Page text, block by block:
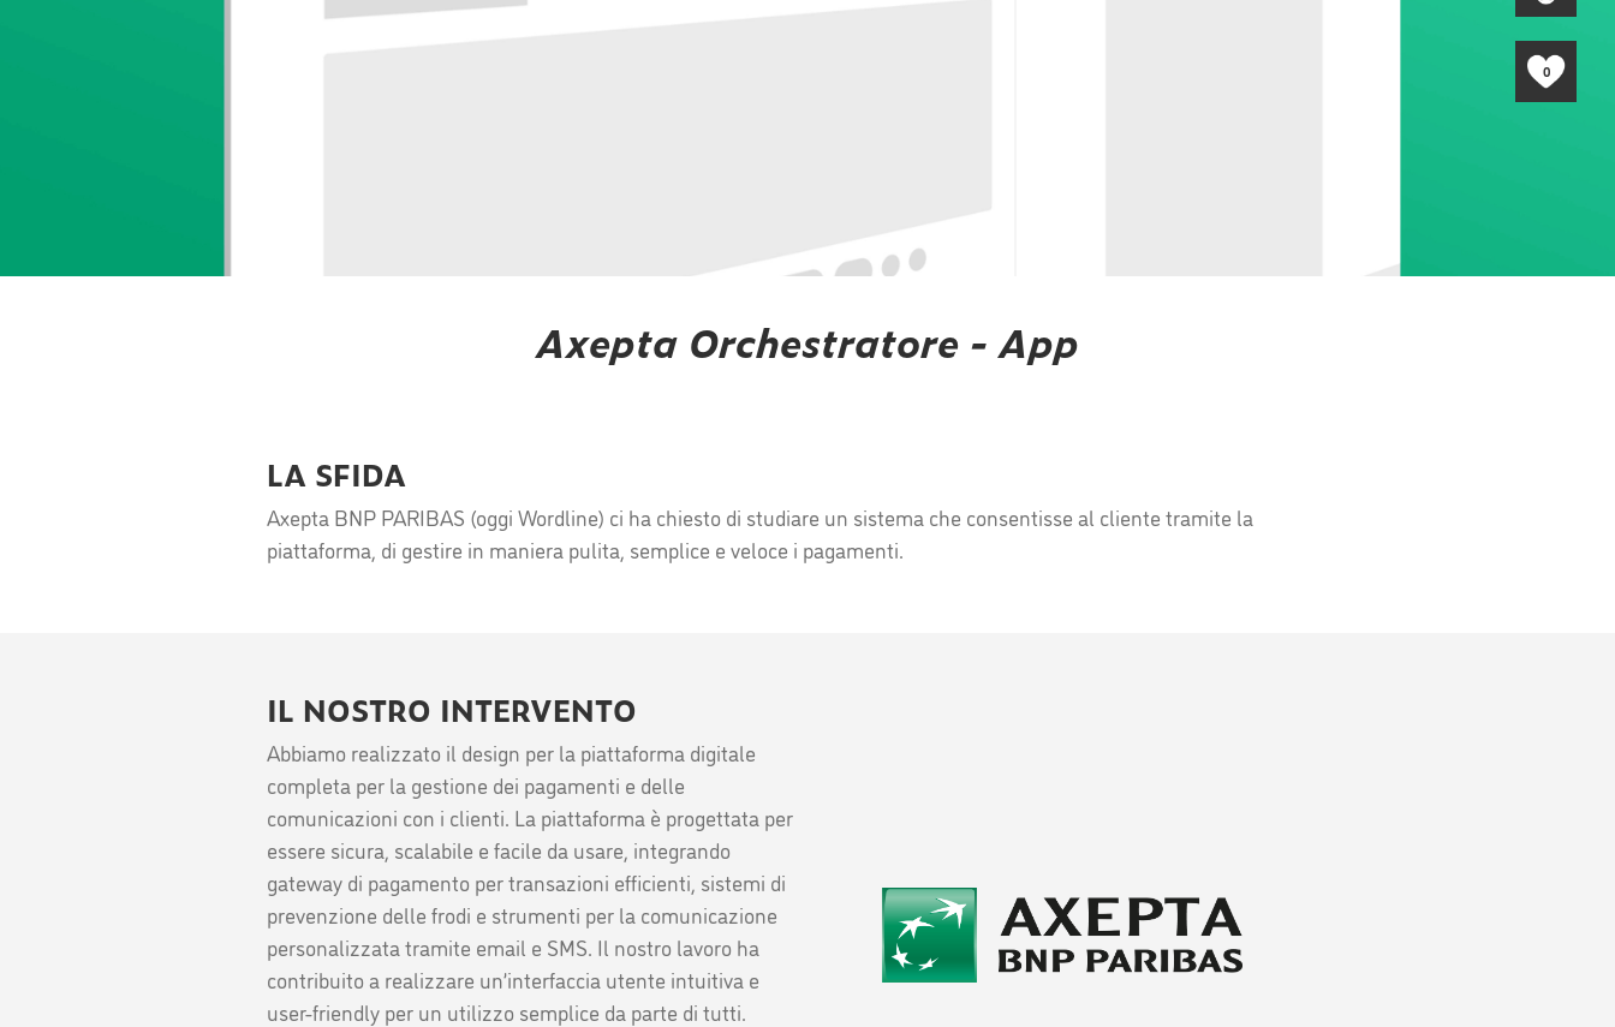
Axepta Orchestratore - App
0
LA SFIDA
Axepta BNP PARIBAS (oggi Wordline) ci ha chiesto di studiare un sistema che consentisse al cliente tramite la
piattaforma, di gestire in maniera pulita, semplice e veloce i pagamenti.
IL NOSTRO INTERVENTO
Abbiamo realizzato il design per la piattaforma digitale
completa per la gestione dei pagamenti e delle
comunicazioni con i clienti. La piattaforma è progettata per
essere sicura, scalabile e facile da usare, integrando
gateway di pagamento per transazioni efficienti, sistemi di
prevenzione delle frodi e strumenti per la comunicazione
personalizzata tramite email e SMS. Il nostro lavoro ha
contribuito a realizzare un’interfaccia utente intuitiva e
user-friendly per un utilizzo semplice da parte di tutti.